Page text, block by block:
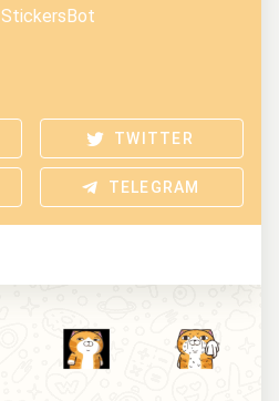
StickersBot
TWITTER
TELEGRAM